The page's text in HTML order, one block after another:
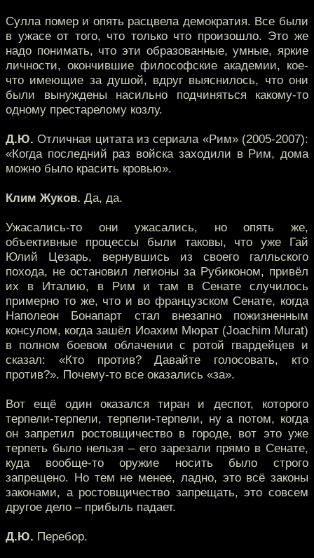
Сулла помер и опять расцвела демократия. Все были
в ужасе от того, что только что произошло. Это же
надо понимать, что эти образованные, умные, яркие
личности, окончившие философские академии, кое-
что имеющие за душой, вдруг выяснилось, что они
были вынуждены насильно подчиняться какому-то
одному престарелому козлу.
Д.Ю. Отличная цитата из сериала «Рим» (2005-2007):
«Когда последний раз войска заходили в Рим, дома
можно было красить кровью».
Клим Жуков. Да, да.
Ужасались-то они ужасались, но опять же,
объективные процессы были таковы, что уже Гай
Юлий Цезарь, вернувшись из своего галльского
похода, не остановил легионы за Рубиконом, привёл
их в Италию, в Рим и там в Сенате случилось
примерно то же, что и во французском Сенате, когда
Наполеон Бонапарт стал внезапно пожизненным
консулом, когда зашёл Иоахим Мюрат (Joachim Murat)
в полном боевом облачении с ротой гвардейцев и
сказал: «Кто против? Давайте голосовать, кто
против?». Почему-то все оказались «за».
Вот ещё один оказался тиран и деспот, которого
терпели-терпели, терпели-терпели, ну а потом, когда
он запретил ростовщичество в городе, вот это уже
терпеть было нельзя – его зарезали прямо в Сенате,
куда вообще-то оружие носить было строго
запрещено. Но тем не менее, ладно, это всё законы
законами, а ростовщичество запрещать, это совсем
другое дело – прибыль падает.
Д.Ю. Перебор.